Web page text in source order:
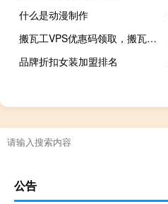
什么是动漫制作
搬瓦工VPS优惠码领取，搬瓦工VPS选购，美国/香港/日本高端CN2 GIA线路、助力企业运营
品牌折扣女装加盟排名
公告